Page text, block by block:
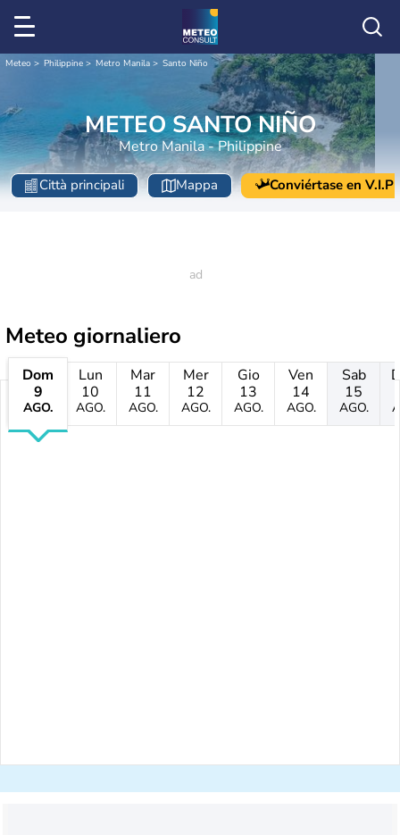
Meteo Philippine Metro Manila Santo Niño
METEO SANTO NIÑO
Metro Manila - Philippine
Città principali Mappa Conviértase en V.I.P
Meteo giornaliero
Dom
9
AGO.
Lun
10
AGO.
Mar
11
AGO.
Mer
12
AGO.
Gio
13
AGO.
Ven
14
AGO.
Sab
15
AGO.